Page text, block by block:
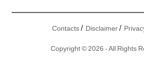
Contacts/ Disclaimer/
Copyright © 2026 - All Rights